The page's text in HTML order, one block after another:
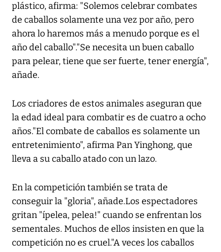
plástico, afirma: "Solemos celebrar combates
de caballos solamente una vez por año, pero
ahora lo haremos más a menudo porque es el
año del caballo"."Se necesita un buen caballo
para pelear, tiene que ser fuerte, tener energía",
añade.
Los criadores de estos animales aseguran que
la edad ideal para combatir es de cuatro a ocho
años."El combate de caballos es solamente un
entretenimiento", afirma Pan Yinghong, que
lleva a su caballo atado con un lazo.
En la competición también se trata de
conseguir la "gloria", añade.Los espectadores
gritan "ípelea, pelea!" cuando se enfrentan los
sementales. Muchos de ellos insisten en que la
competición no es cruel."A veces los caballos